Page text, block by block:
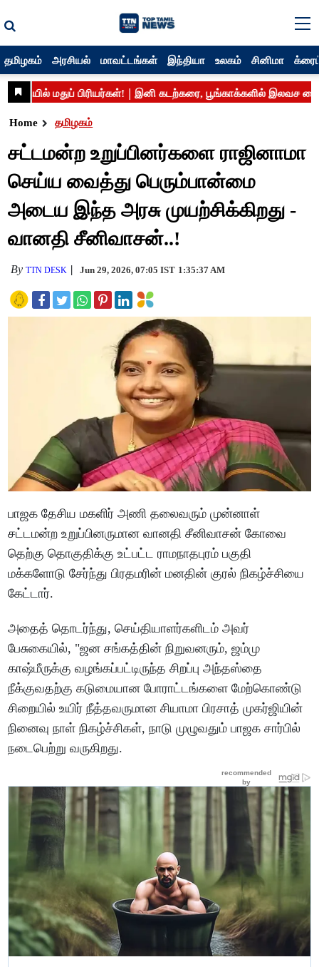
தமிழகம் அரசியல் மாவட்டங்கள் இந்தியா உலகம் சினிமா
Home தமிழகம்
சட்டமன்ற உறுப்பினர்களை ராஜினாமா
செய்ய வைத்து பெரும்பான்மை
அடைய இந்த அரசு முயற்சிக்கிறது -
வானதி சீனிவாசன்..!
ByTTN DESK Jun 29, 2026, 07:05 IST 1:35:37 AM
பாஜக தேசிய மகளிர் அணி தலைவரும் முன்னாள்
சட்டமன்ற உறுப்பினருமான வானதி சீனிவாசன் கோவை
தெற்கு தொகுதிக்கு உட்பட்ட ராமநாதபுரம் பகுதி
மக்களோடு சேர்ந்து பிரதமரின் மனதின் குரல் நிகழ்ச்சியை
கேட்டார்.
அதைத் தொடர்ந்து, செய்தியாளர்களிடம் அவர்
பேசுகையில், "ஜன சங்கத்தின் நிறுவனரும், ஜம்மு
காஷ்மீருக்கு வழங்கப்பட்டிருந்த சிறப்பு அந்தஸ்தை
நீக்குவதற்கு கடுமையான போராட்டங்களை மேற்கொண்டு
சிறையில் உயிர் நீத்தவருமான சியாமா பிரசாத் முகர்ஜியின்
நினைவு நாள் நிகழ்ச்சிகள், நாடு முழுவதும் பாஜக சார்பில்
நடைபெற்று வருகிறது.